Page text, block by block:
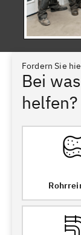
Fordern Sie
Bei
helfen?